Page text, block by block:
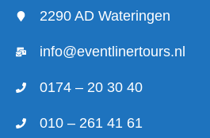
2290 AD Wateringen
info@eventlinertours.nl
0174 – 20 30 40
010 – 261 41 61